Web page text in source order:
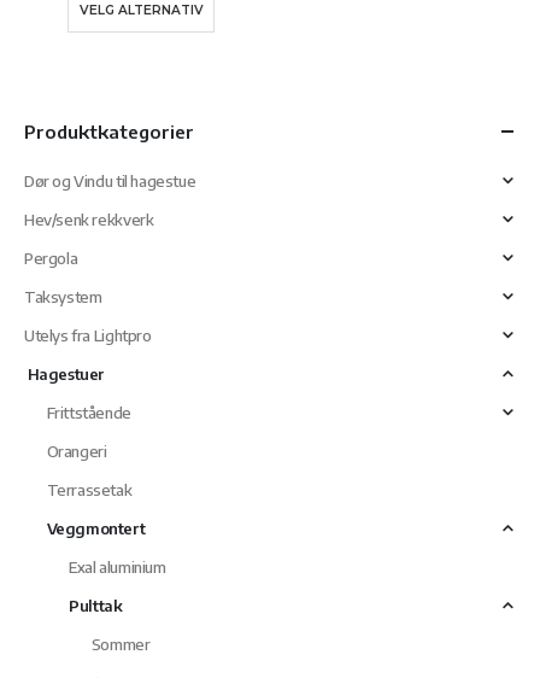
VELG ALTERNATIV
Produktkategorier
Dør og Vindu til hagestue
Hev/senk rekkverk
Pergola
Taksystem
Utelys fra Lightpro
Hagestuer
Frittstående
Orangeri
Terrassetak
Veggmontert
Exal aluminium
Pulttak
Sommer